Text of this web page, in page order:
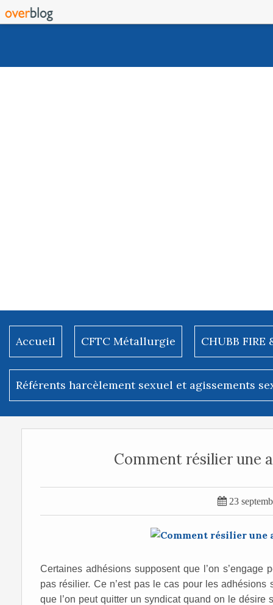
Accueil CFTC Métallurgie CHUBB FIRE
Référents harcèlement sexuel et agissements
Comment résilier une
 23
Certaines adhésions supposent que l’on
pas résilier. Ce n’est pas le cas pour les
que l’on peut quitter un syndicat quand on le désire